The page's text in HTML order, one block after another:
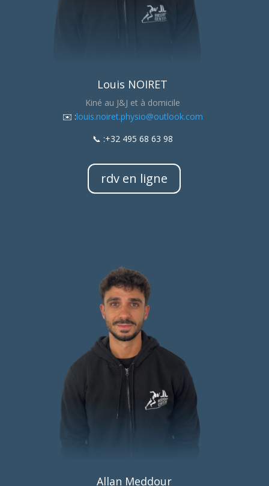
Louis NOIRET
Kiné au J&J et à domicile
​✉️ :louis.noiret.physio@outlook.com
📞 :+32 495 68 63 98
rdv en ligne
Allan Meddour